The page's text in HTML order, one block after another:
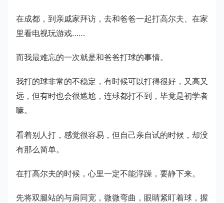
在成都，到亲戚家拜访，去和爸爸一起打高尔夫、在家
里看电视玩游戏……
而我最难忘的一次就是和爸爸打球的事情。
我打的球非常的不稳定，有时候可以打得很好，又高又
远，但有时也会很尴尬，连球都打不到，毕竟是初学者
嘛。
看着别人打，感觉很容易，但自己亲自试的时候，却没
有那么简单。
在打高尔夫的时候，心里一定不能浮躁，要静下来。
先将双腿站的与肩同宽，微微弯曲，眼睛紧盯着球，握